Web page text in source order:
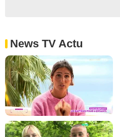
News TV Actu